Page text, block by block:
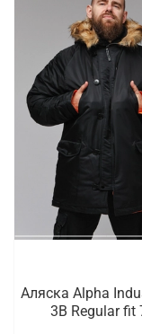
Аляска Alpha
3B Regular fit